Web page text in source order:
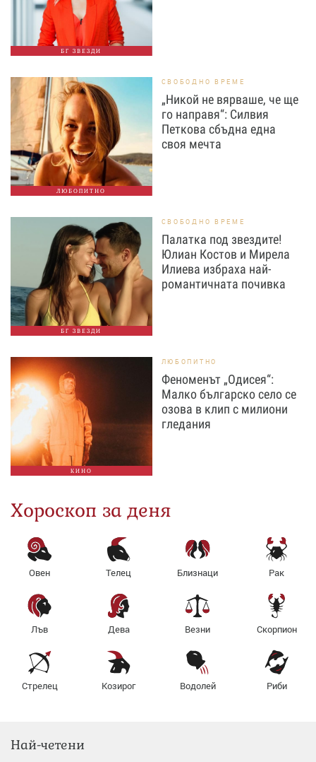
БГ ЗВЕЗДИ
ЛЮБОПИТНО
СВОБОДНО ВРЕМЕ
„Никой не вярваше, че ще
го направя“: Силвия
Петкова сбъдна една
своя мечта
БГ ЗВЕЗДИ
СВОБОДНО ВРЕМЕ
Палатка под звездите!
Юлиан Костов и Мирела
Илиева избраха най-
романтичната почивка
КИНО
ЛЮБОПИТНО
Феноменът „Одисея“:
Малко българско село се
озова в клип с милиони
гледания
Хороскоп за деня
Овен Телец Близнаци Рак
Лъв Дева Везни Скорпион
Стрелец Козирог Водолей Риби
Най-четени